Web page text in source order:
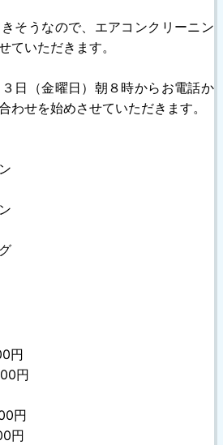
そうなので、エアコンクリーニン
ていただきます。
日（金曜日）朝８時からお電話か
わせを始めさせていただきます。
円
円
円